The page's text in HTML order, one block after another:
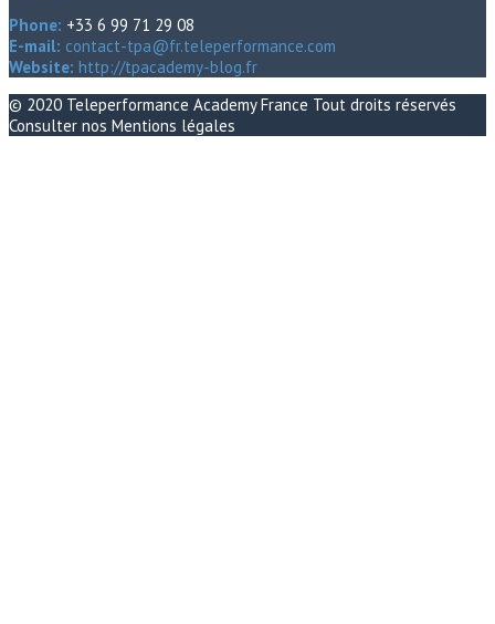
Phone: +33 6 99 71 29 08
E-mail: contact-tpa@fr.teleperformance.com
Website: http://tpacademy-blog.fr
© 2020 Teleperformance Academy France Tout droits réservés
Consulter nos Mentions légales